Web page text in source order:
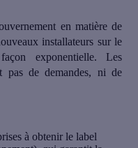
en matière de
installateurs sur le
exponentielle. Les
pas de demandes, ni de
à obtenir le label